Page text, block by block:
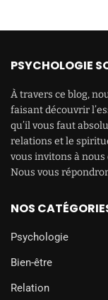
PSYCHOLOGIE
À travers ce blog,
faisant découvrir
qu’il vous faut
relations et le
vous invitons à
Nous vous
NOS
Psychologie
Bien-être
Relation